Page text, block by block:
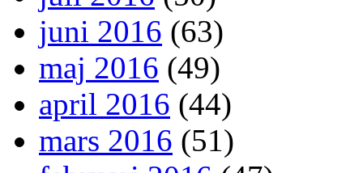
juni 2016 (63)
maj 2016 (49)
april 2016 (44)
mars 2016 (51)